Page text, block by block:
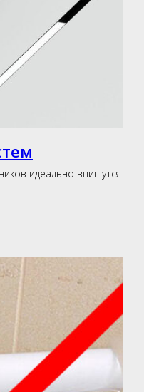
идеально впишутся